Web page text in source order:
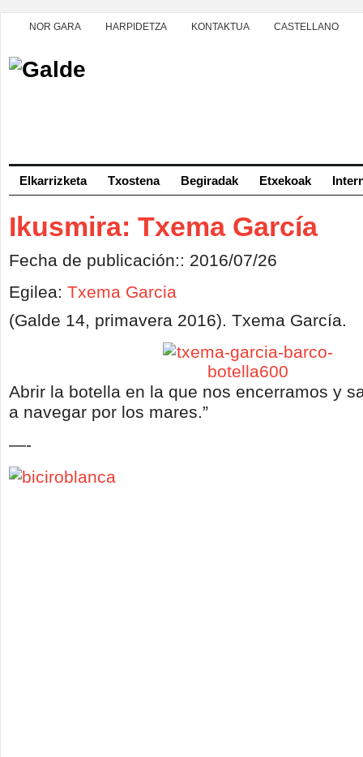
NOR GARA HARPIDETZA KONTAKTUA CASTELLANO
Elkarrizketa Txostena Begiradak Etxekoak
Ikusmira: Txema García
Fecha de publicación:: 2016/07/26
Egilea: Txema Garcia
(Galde 14, primavera 2016). Txema García.
Abrir la botella en la que nos encerramos y
a navegar por los mares.”
—-